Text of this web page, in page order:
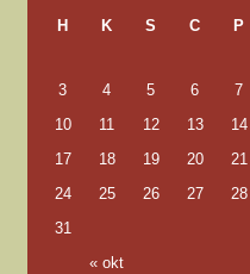
H K S C P
« okt
3
4 5 6 7
10
11 12 13 14
17
18 19 20 21
24
25 26 27 28
31